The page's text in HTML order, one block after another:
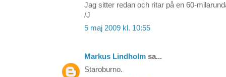
Jag sitter redan och ritar på en 60-
/J
5 maj 2009 kl. 10:55
Markus Lindholm sa...
Staroburno.